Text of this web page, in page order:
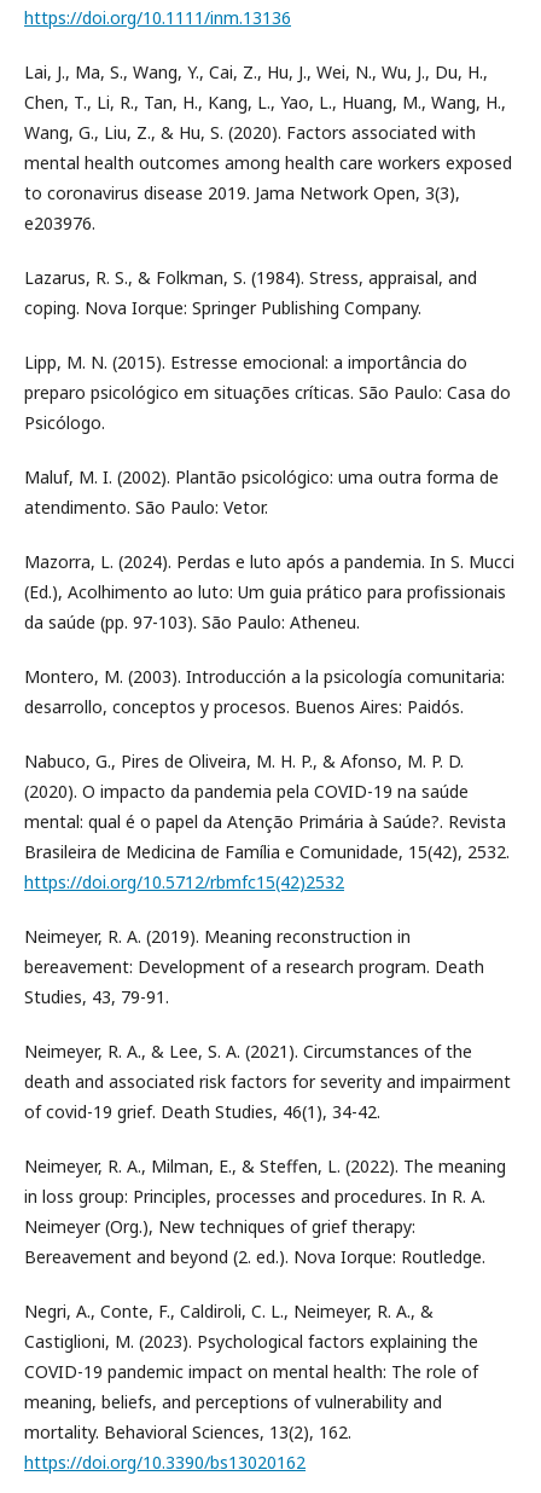
https://doi.org/10.1111/inm.13136
Lai, J., Ma, S., Wang, Y., Cai, Z., Hu, J., Wei, N., Wu, J., Du, H.,
Chen, T., Li, R., Tan, H., Kang, L., Yao, L., Huang, M., Wang, H.,
Wang, G., Liu, Z., & Hu, S. (2020). Factors associated with
mental health outcomes among health care workers exposed
to coronavirus disease 2019. Jama Network Open, 3(3),
e203976.
Lazarus, R. S., & Folkman, S. (1984). Stress, appraisal, and
coping. Nova Iorque: Springer Publishing Company.
Lipp, M. N. (2015). Estresse emocional: a importância do
preparo psicológico em situações críticas. São Paulo: Casa do
Psicólogo.
Maluf, M. I. (2002). Plantão psicológico: uma outra forma de
atendimento. São Paulo: Vetor.
Mazorra, L. (2024). Perdas e luto após a pandemia. In S. Mucci
(Ed.), Acolhimento ao luto: Um guia prático para profissionais
da saúde (pp. 97-103). São Paulo: Atheneu.
Montero, M. (2003). Introducción a la psicología comunitaria:
desarrollo, conceptos y procesos. Buenos Aires: Paidós.
Nabuco, G., Pires de Oliveira, M. H. P., & Afonso, M. P. D.
(2020). O impacto da pandemia pela COVID-19 na saúde
mental: qual é o papel da Atenção Primária à Saúde?. Revista
Brasileira de Medicina de Família e Comunidade, 15(42), 2532.
https://doi.org/10.5712/rbmfc15(42)2532
Neimeyer, R. A. (2019). Meaning reconstruction in
bereavement: Development of a research program. Death
Studies, 43, 79-91.
Neimeyer, R. A., & Lee, S. A. (2021). Circumstances of the
death and associated risk factors for severity and impairment
of covid-19 grief. Death Studies, 46(1), 34-42.
Neimeyer, R. A., Milman, E., & Steffen, L. (2022). The meaning
in loss group: Principles, processes and procedures. In R. A.
Neimeyer (Org.), New techniques of grief therapy:
Bereavement and beyond (2. ed.). Nova Iorque: Routledge.
Negri, A., Conte, F., Caldiroli, C. L., Neimeyer, R. A., &
Castiglioni, M. (2023). Psychological factors explaining the
COVID-19 pandemic impact on mental health: The role of
meaning, beliefs, and perceptions of vulnerability and
mortality. Behavioral Sciences, 13(2), 162.
https://doi.org/10.3390/bs13020162